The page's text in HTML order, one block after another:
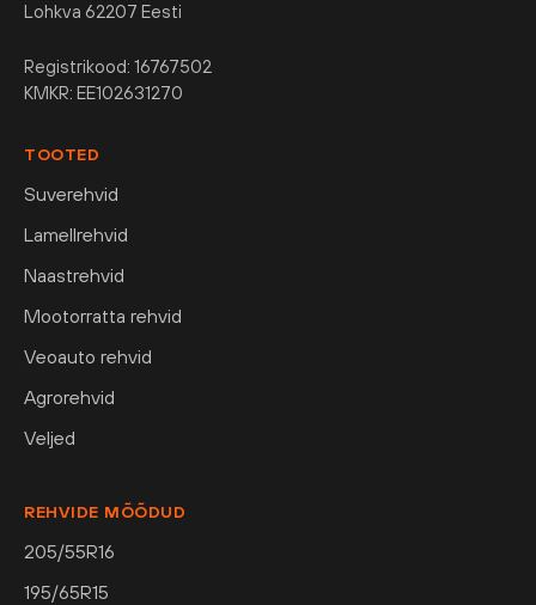
Lohkva 62207 Eesti
Registrikood: 16767502
KMKR: EE102631270
TOOTED
Suverehvid
Lamellrehvid
Naastrehvid
Mootorratta rehvid
Veoauto rehvid
Agrorehvid
Veljed
REHVIDE MÕÕDUD
205/55R16
195/65R15